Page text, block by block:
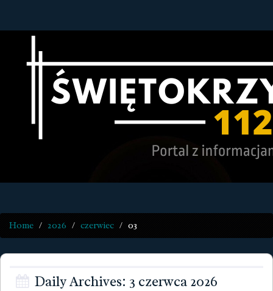
Home 2026 czerwiec 03
Daily Archives: 3 czerwca 2026